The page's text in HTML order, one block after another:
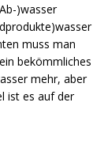
)wasser
muss man
bekömmliches
mehr, aber
ist es auf der